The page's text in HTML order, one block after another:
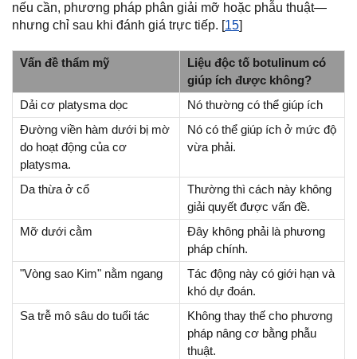
nếu cần, phương pháp phân giải mỡ hoặc phẫu thuật—
nhưng chỉ sau khi đánh giá trực tiếp. [15]
Vấn đề thẩm mỹ
Liệu độc tố botulinum có
giúp ích được không?
Dải cơ platysma dọc
Nó thường có thể giúp ích
Đường viền hàm dưới bị mờ
do hoạt động của cơ
platysma.
Nó có thể giúp ích ở mức độ
vừa phải.
Da thừa ở cổ
Thường thì cách này không
giải quyết được vấn đề.
Mỡ dưới cằm
Đây không phải là phương
pháp chính.
"Vòng sao Kim" nằm ngang
Tác động này có giới hạn và
khó dự đoán.
Sa trễ mô sâu do tuổi tác
Không thay thế cho phương
pháp nâng cơ bằng phẫu
thuật.